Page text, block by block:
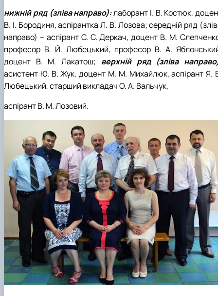
нижній ряд (зліва направо):лаборант І. В. Костюк,
В. І. Бородиня, аспірантка Л. В. Лозова; середній ряд
направо) – аспірант С. С. Деркач, доцент В. М.
професор В. Й. Любецький, професор В. А.
доцент В. М. Лакатош; верхній ряд (зліва
асистент Ю. В. Жук, доцент М. М. Михайлюк, аспірант Я.
Любецький, старший викладач О. А. Вальчук,
аспірант В. М. Лозовий.